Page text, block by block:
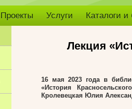
Проекты Услуги Каталоги
Лекция
16 мая 2023 года в
«История
Кролевецкая Юлия